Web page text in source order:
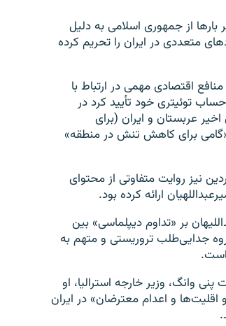
در ماه‌های اخیر بارها از جمهوری اسلامی به دلیل
متعددی در ایران را تحریم کرده
اقتصادی مهمی در ارتباط با
توئیتری خود تأیید کرد در
عربستان و ایران (برای
«گامی برای کاهش تنش در منطقه»
نیز روایت متفاوتی از محتوای
ارائه کرده بود.
بر «تداوم دیپلماسی» بین
جدایی‌طلب تروریستی و متهم به
است.
وانگ، وزیر خارجه استرالیا، او
و اعدام معترضان» در ایران